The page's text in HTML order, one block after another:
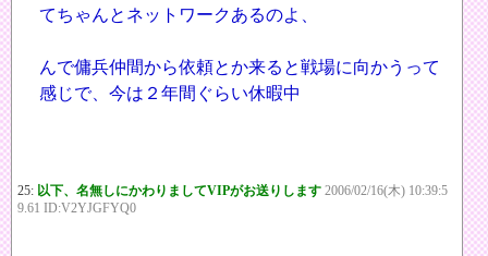
てちゃんとネットワークあるのよ、
んで傭兵仲間から依頼とか来ると戦場に向かうって
感じで、今は２年間ぐらい休暇中
25: 以下、名無しにかわりましてVIPがお送りします 2006/02/16(木) 10:39:5
9.61 ID:V2YJGFYQ0